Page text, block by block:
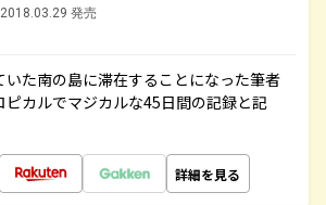
2018.03.29 発売
いた南の島に滞在することになった筆者
カルでマジカルな45日間の記録と記
詳細を見る